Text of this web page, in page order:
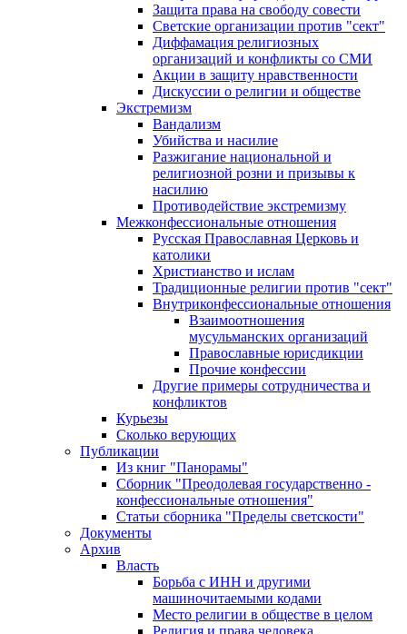
Защита права на свободу совести
Светские организации против "сект"
Диффамация религиозных
организаций и конфликты со СМИ
Акции в защиту нравственности
Дискуссии о религии и обществе
Экстремизм
Вандализм
Убийства и насилие
Разжигание национальной и
религиозной розни и призывы к
насилию
Противодействие экстремизму
Межконфессиональные отношения
Русская Православная Церковь и
католики
Христианство и ислам
Традиционные религии против "сект"
Внутриконфессиональные отношения
Взаимоотношения
мусульманских организаций
Православные юрисдикции
Прочие конфессии
Другие примеры сотрудничества и
конфликтов
Курьезы
Сколько верующих
Публикации
Из книг "Панорамы"
Сборник "Преодолевая государственно -
конфессиональные отношения"
Статьи сборника "Пределы светскости"
Документы
Архив
Власть
Борьба с ИНН и другими
машиночитаемыми кодами
Место религии в обществе в целом
Религия и права человека